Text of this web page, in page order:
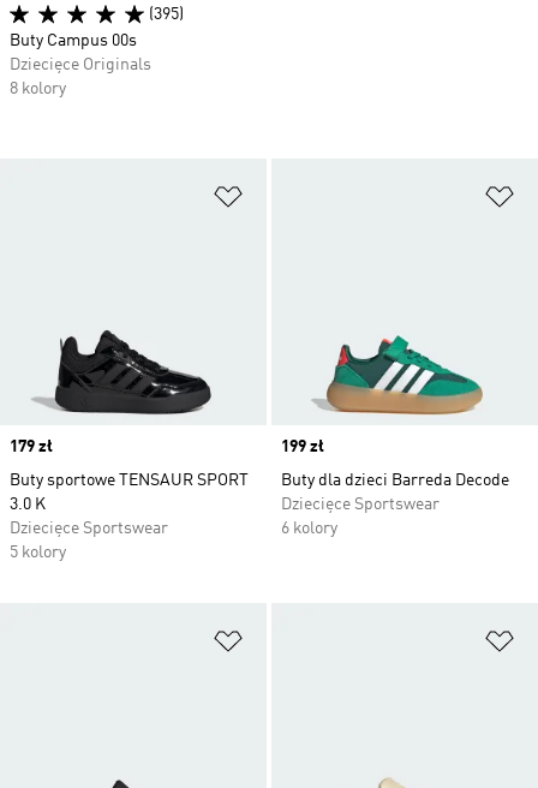
Price
179 zł
Buty sportowe TENSAUR SPORT
3.0 K
Dziecięce Sportswear
5 kolory
Price
199 zł
Buty dla dzieci Barreda Decode
Dziecięce Sportswear
6 kolory
(395)
Buty Campus 00s
Dziecięce Originals
8 kolory